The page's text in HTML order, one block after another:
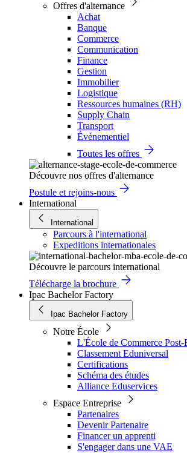
Offres d'alternance
Achat
Banque
Commerce
Communication
Finance
Gestion
Immobilier
Logistique
Ressources humaines (RH)
Supply Chain
Transport
Événementiel
Toutes les offres
Découvre nos offres d'alternance
Postule et rejoins-nous
International
International
Parcours à l'international
Expeditions internationales
Découvre le parcours international
Télécharge la brochure
Ipac Bachelor Factory
Ipac Bachelor Factory
Notre École
L'École de Commerce Post-
Classement Eduniversal
Certifications
Schéma des études
Alliance Eduservices
Espace Entreprise
Partenaires
Devenir Partenaire
Financer un apprenti
S'engager dans une VAE